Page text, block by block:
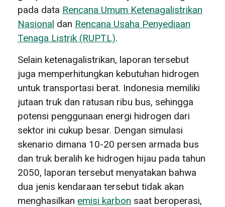
pada data Rencana Umum Ketenagalistrikan
Nasional dan Rencana Usaha Penyediaan
Tenaga Listrik (RUPTL).
Selain ketenagalistrikan, laporan tersebut
juga memperhitungkan kebutuhan hidrogen
untuk transportasi berat. Indonesia memiliki
jutaan truk dan ratusan ribu bus, sehingga
potensi penggunaan energi hidrogen dari
sektor ini cukup besar. Dengan simulasi
skenario dimana 10-20 persen armada bus
dan truk beralih ke hidrogen hijau pada tahun
2050, laporan tersebut menyatakan bahwa
dua jenis kendaraan tersebut tidak akan
menghasilkan emisi karbon saat beroperasi,